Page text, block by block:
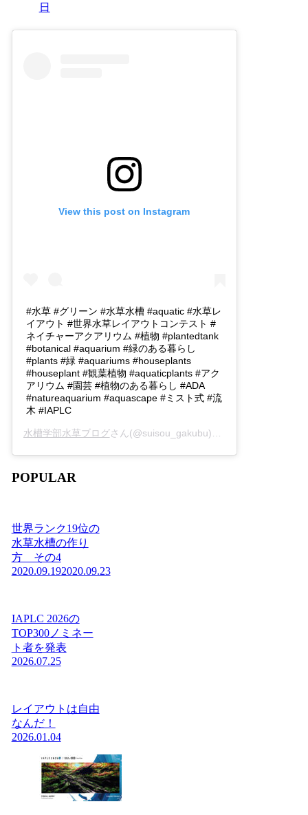
日
View this post on Instagram
#水草 #グリーン #水草水槽 #aquatic #水草レ
イアウト #世界水草レイアウトコンテスト #
ネイチャーアクアリウム #植物 #plantedtank
#botanical #aquarium #緑のある暮らし
#plants #緑 #aquariums #houseplants
#houseplant #観葉植物 #aquaticplants #アク
アリウム #園芸 #植物のある暮らし #ADA
#natureaquarium #aquascape #ミスト式 #流
木 #IAPLC
水槽学部水草ブログさん(@suisou_gakubu)がシェアした投稿 -
POPULAR
世界ランク19位の
水草水槽の作り
方 その4
2020.09.192020.09.23
IAPLC 2026の
TOP300ノミネー
ト者を発表
2026.07.25
レイアウトは自由
なんだ！
2026.01.04